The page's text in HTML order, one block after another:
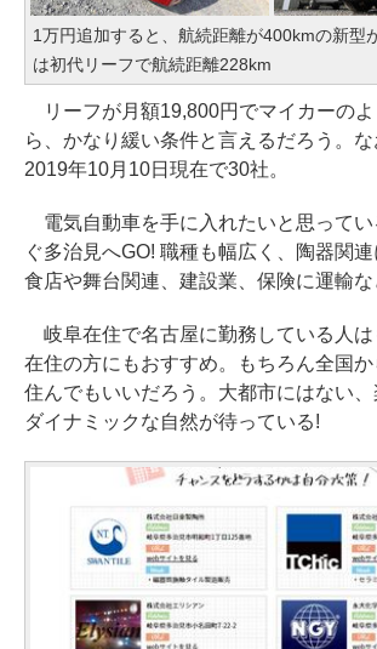
1万円追加すると、航続距離が400kmの新型
は初代リーフで航続距離228km
リーフが月額19,800円でマイカーの
ら、かなり緩い条件と言えるだろう。な
2019年10月10日現在で30社。
電気自動車を手に入れたいと思ってい
ぐ多治見へGO! 職種も幅広く、陶器関
食店や舞台関連、建設業、保険に運輸な
岐阜在住で名古屋に勤務している人は
在住の方にもおすすめ。もちろん全国か
住んでもいいだろう。大都市にはない、
ダイナミックな自然が待っている!